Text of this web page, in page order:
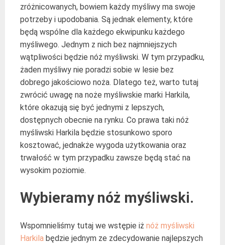
zróżnicowanych, bowiem każdy myśliwy ma swoje
potrzeby i upodobania. Są jednak elementy, które
będą wspólne dla każdego ekwipunku każdego
myśliwego. Jednym z nich bez najmniejszych
wątpliwości będzie nóż myśliwski. W tym przypadku,
żaden myśliwy nie poradzi sobie w lesie bez
dobrego jakościowo noża. Dlatego też, warto tutaj
zwrócić uwagę na noże myśliwskie marki Harkila,
które okazują się być jednymi z lepszych,
dostępnych obecnie na rynku. Co prawa taki nóż
myśliwski Harkila będzie stosunkowo sporo
kosztować, jednakże wygoda użytkowania oraz
trwałość w tym przypadku zawsze będą stać na
wysokim poziomie.
Wybieramy nóż myśliwski.
Wspomnieliśmy tutaj we wstępie iż nóż myśliwski
Harkila będzie jednym ze zdecydowanie najlepszych